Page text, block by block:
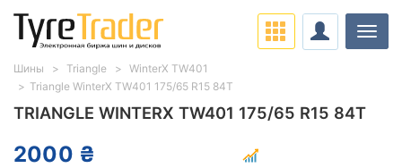
TRIANGLE WINTERX TW401 175/65 R15 84T
2000 ₴
Шины Triangle
WinterX TW401
Triangle WinterX TW401 175/65 R15 84T